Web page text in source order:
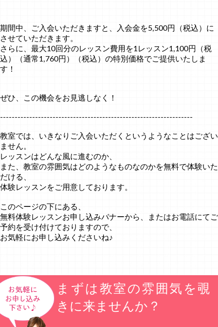
期間中、ご入会いただきますと、入会金を5,500円（税込）に
させていただきます。
さらに、最大10回分のレッスン費用を1レッスン1,100円（税
込）（通常1,760円）（税込）の特別価格でご提供いたしま
す！
ぜひ、この機会をお見逃しなく！
------------------------------------------------------------------
教室では、いきなりご入会いただくというようなことはござい
ません。
レッスンはどんな風に進むのか、
また、教室の雰囲気はどのようなものなのかを無料で体験いた
だける、
体験レッスンをご用意しております。
このページの下にある、
無料体験レッスンお申し込みバナーから、またはお電話にてご
予約を受け付けておりますので、
お気軽にお申し込みくださいね♪
まずは教室の雰囲気を覗
きに来ませんか？